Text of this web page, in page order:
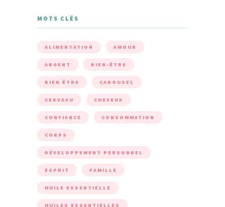
MOTS CLÉS
ALIMENTATION AMOUR
ARGENT BIEN-ÊTRE
BIEN ÊTRE CAROUSEL
CERVEAU CHEVEUX
CONFIANCE CONSOMMATION
CORPS
DÉVELOPPEMENT PERSONNEL
ESPRIT FAMILLE
HUILE ESSENTIELLE
HUILES ESSENTIELLES